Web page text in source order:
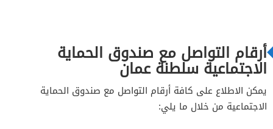
أرقام التواصل مع صندوق الحماية
الاجتماعية سلطنة عمان
يمكن الاطلاع على كافة أرقام التواصل مع صندوق الحماية
الاجتماعية من خلال ما يلي: